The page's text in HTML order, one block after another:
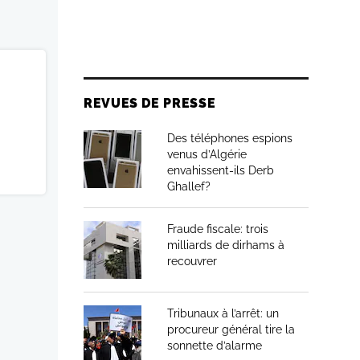
REVUES DE PRESSE
Des téléphones espions
venus d’Algérie
envahissent-ils Derb
Ghallef?
Fraude fiscale: trois
milliards de dirhams à
recouvrer
Tribunaux à l’arrêt: un
procureur général tire la
sonnette d’alarme